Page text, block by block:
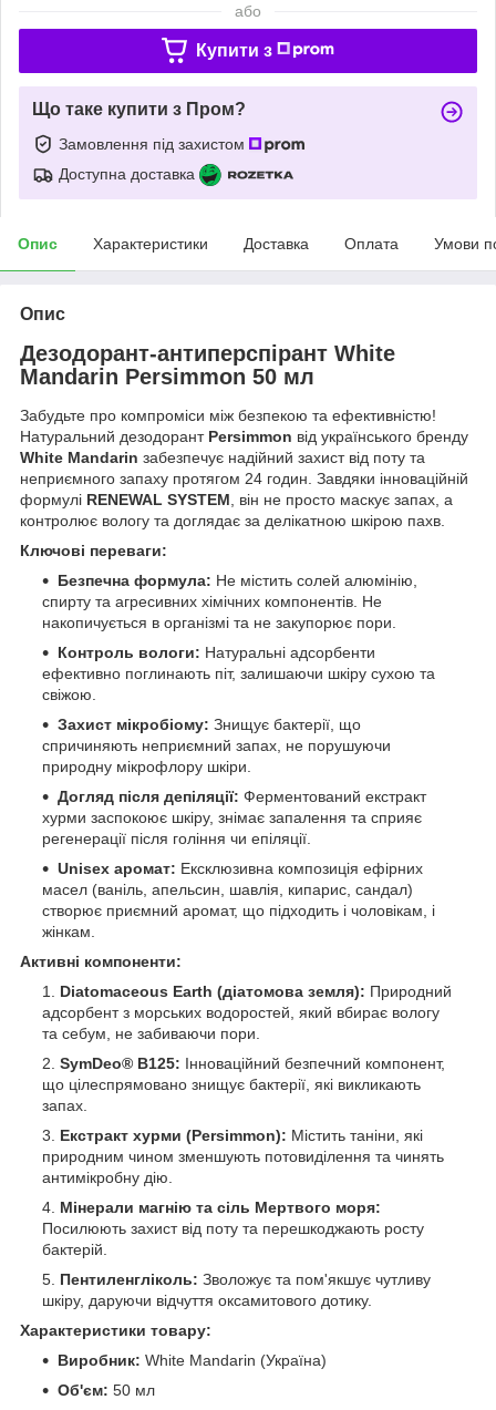
або
Купити з
Що таке купити з Пром?
Замовлення під захистом
Доступна доставка
Опис Характеристики Доставка Оплата Умови
Опис
Дезодорант-антиперспірант White
Mandarin Persimmon 50 мл
Забудьте про компроміси між безпекою та ефективністю!
Натуральний дезодорант Persimmon від українського бренду
White Mandarin забезпечує надійний захист від поту та
неприємного запаху протягом 24 годин. Завдяки інноваційній
формулі RENEWAL SYSTEM, він не просто маскує запах, а
контролює вологу та доглядає за делікатною шкірою пахв.
Ключові переваги:
Безпечна формула: Не містить солей алюмінію,
спирту та агресивних хімічних компонентів. Не
накопичується в організмі та не закупорює пори.
Контроль вологи: Натуральні адсорбенти
ефективно поглинають піт, залишаючи шкіру сухою та
свіжою.
Захист мікробіому: Знищує бактерії, що
спричиняють неприємний запах, не порушуючи
природну мікрофлору шкіри.
Догляд після депіляції: Ферментований екстракт
хурми заспокоює шкіру, знімає запалення та сприяє
регенерації після гоління чи епіляції.
Unisex аромат: Ексклюзивна композиція ефірних
масел (ваніль, апельсин, шавлія, кипарис, сандал)
створює приємний аромат, що підходить і чоловікам, і
жінкам.
Активні компоненти:
Diatomaceous Earth (діатомова земля): Природний
адсорбент з морських водоростей, який вбирає вологу
та себум, не забиваючи пори.
SymDeo® B125: Інноваційний безпечний компонент,
що цілеспрямовано знищує бактерії, які викликають
запах.
Екстракт хурми (Persimmon): Містить таніни, які
природним чином зменшують потовиділення та чинять
антимікробну дію.
Мінерали магнію та сіль Мертвого моря:
Посилюють захист від поту та перешкоджають росту
бактерій.
Пентиленгліколь: Зволожує та пом'якшує чутливу
шкіру, даруючи відчуття оксамитового дотику.
Характеристики товару:
Виробник: White Mandarin (Україна)
Об'єм: 50 мл